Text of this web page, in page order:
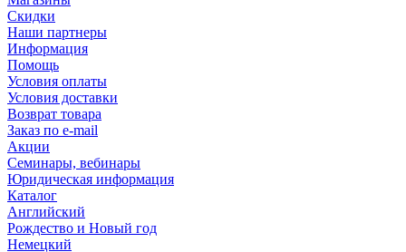
Скидки
Наши партнеры
Информация
Помощь
Условия оплаты
Условия доставки
Возврат товара
Заказ по e-mail
Акции
Семинары, вебинары
Юридическая информация
Каталог
Английский
Рождество и Новый год
Немецкий